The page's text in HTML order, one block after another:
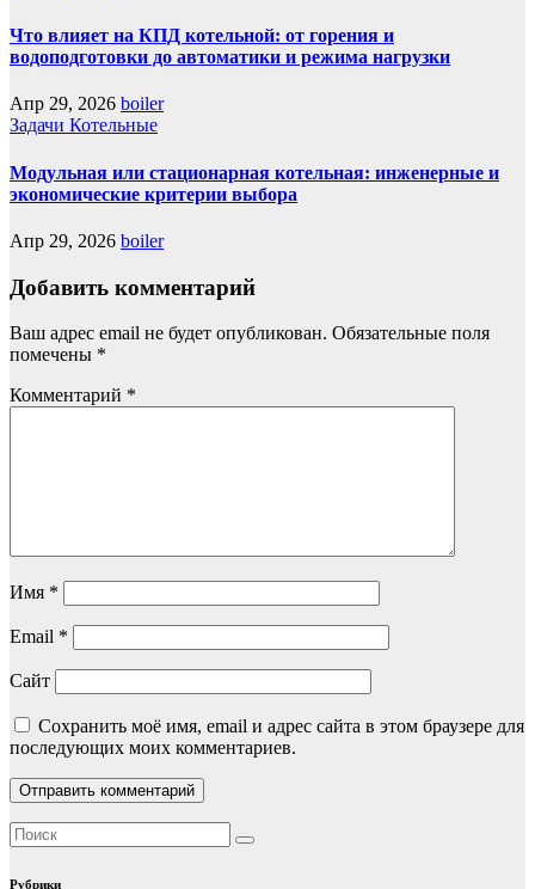
Что влияет на КПД котельной: от горения и
водоподготовки до автоматики и режима нагрузки
Апр 29, 2026 boiler
Задачи Котельные
Модульная или стационарная котельная: инженерные и
экономические критерии выбора
Апр 29, 2026 boiler
Добавить комментарий
Ваш адрес email не будет опубликован. Обязательные поля
помечены *
Комментарий *
Имя *
Email *
Сайт
Сохранить моё имя, email и адрес сайта в этом браузере для
последующих моих комментариев.
Рубрики